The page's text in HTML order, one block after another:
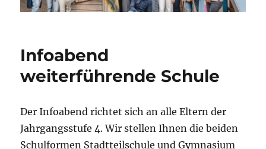
Infoabend
weiterführende Schule
Der Infoabend richtet sich an alle Eltern der
Jahrgangsstufe 4. Wir stellen Ihnen die beiden
Schulformen Stadtteilschule und Gymnasium